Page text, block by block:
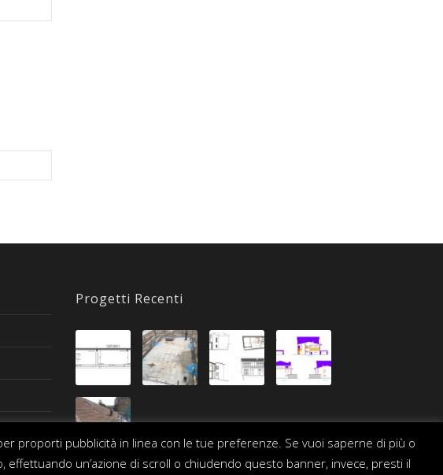
Progetti Recenti
proporti pubblicità in linea con le tue preferenze. Se vuoi saperne di più o
effettuando un’azione di scroll o chiudendo questo banner, invece, presti il